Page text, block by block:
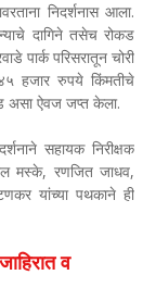
निदर्शनास आला.
दागिने तसेच रोकड
पार्क परिसरातून चोरी
हजार रुपये किंमतीचे
असा ऐवज जप्त केला.
सहायक निरीक्षक
मस्के, रणजित जाधव,
यांच्या पथकाने ही
व